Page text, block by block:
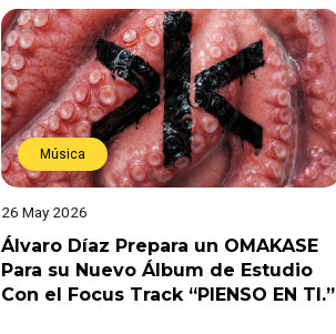
Música
26 May 2026
Álvaro Díaz Prepara un OMAKASE
Para su Nuevo Álbum de Estudio
Con el Focus Track “PIENSO EN TI.”